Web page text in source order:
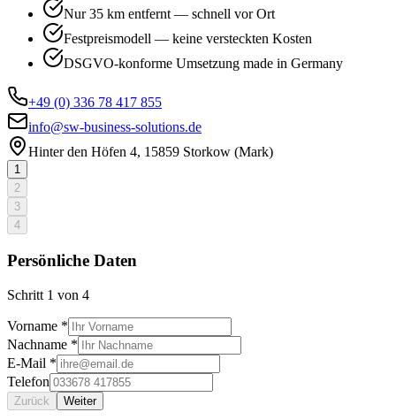
Nur 35 km entfernt — schnell vor Ort
Festpreismodell — keine versteckten Kosten
DSGVO-konforme Umsetzung made in Germany
+49 (0) 336 78 417 855
info@sw-business-solutions.de
Hinter den Höfen 4, 15859 Storkow (Mark)
1
2
3
4
Persönliche Daten
Schritt 1 von 4
Vorname *
Nachname *
E-Mail *
Telefon
Zurück Weiter